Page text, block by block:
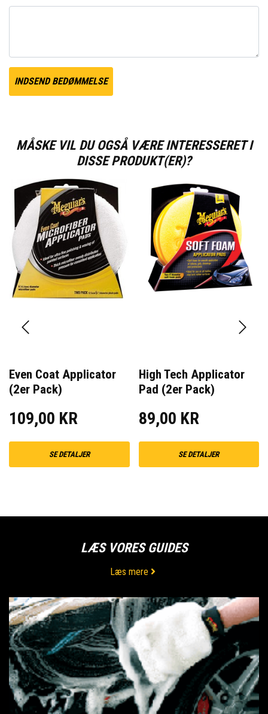
INDSEND BEDØMMELSE
MÅSKE VIL DU OGSÅ VÆRE INTERESSERET I
DISSE PRODUKT(ER)?
Even Coat Applicator
(2er Pack)
109,00 KR
SE DETALJER
High Tech Applicator
Pad (2er Pack)
89,00 KR
SE DETALJER
LÆS VORES GUIDES
Læs mere